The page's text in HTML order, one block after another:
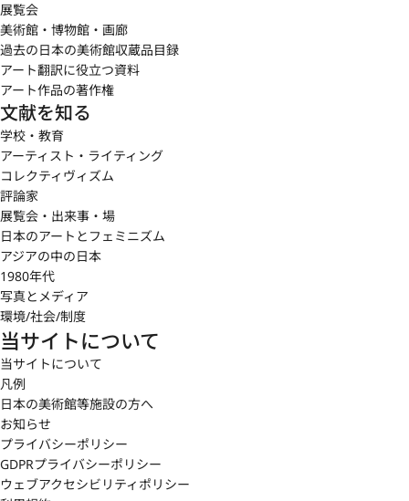
展覧会
美術館・博物館・画廊
過去の日本の美術館収蔵品目録
アート翻訳に役立つ資料
アート作品の著作権
文献を知る
学校・教育
アーティスト・ライティング
コレクティヴィズム
評論家
展覧会・出来事・場
日本のアートとフェミニズム
アジアの中の日本
1980年代
写真とメディア
環境/社会/制度
当サイトについて
当サイトについて
凡例
日本の美術館等施設の方へ
お知らせ
プライバシーポリシー
GDPRプライバシーポリシー
ウェブアクセシビリティポリシー